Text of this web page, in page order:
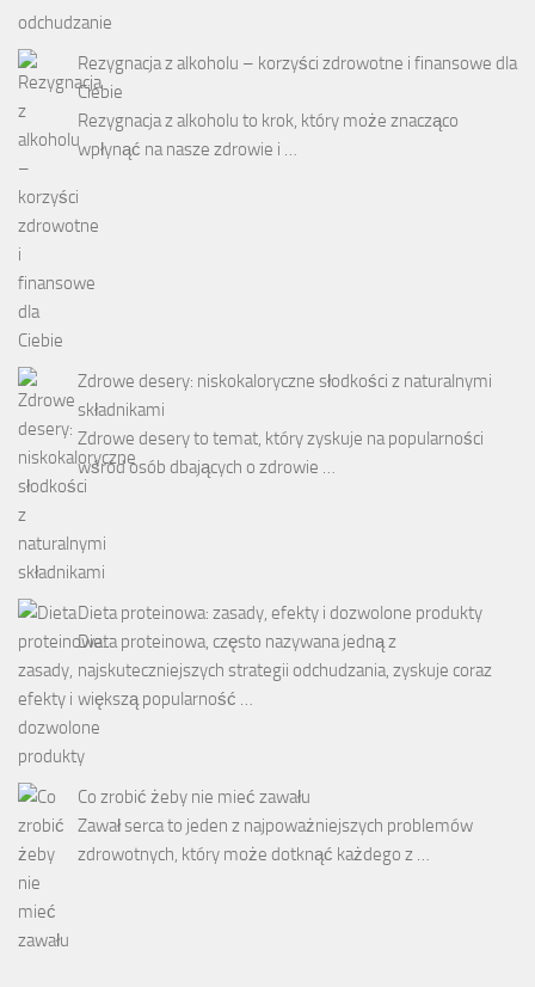
Rezygnacja z alkoholu – korzyści zdrowotne i finansowe dla
Ciebie
Rezygnacja z alkoholu to krok, który może znacząco
wpłynąć na nasze zdrowie i …
Zdrowe desery: niskokaloryczne słodkości z naturalnymi
składnikami
Zdrowe desery to temat, który zyskuje na popularności
wśród osób dbających o zdrowie …
Dieta proteinowa: zasady, efekty i dozwolone produkty
Dieta proteinowa, często nazywana jedną z
najskuteczniejszych strategii odchudzania, zyskuje coraz
większą popularność …
Co zrobić żeby nie mieć zawału
Zawał serca to jeden z najpoważniejszych problemów
zdrowotnych, który może dotknąć każdego z …